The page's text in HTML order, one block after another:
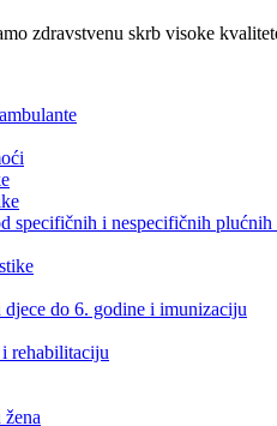
zdravstvenu skrb visoke
specifičnih i nespecifičnih
djece do 6. godine i imunizaciju
rehabilitaciju
žena